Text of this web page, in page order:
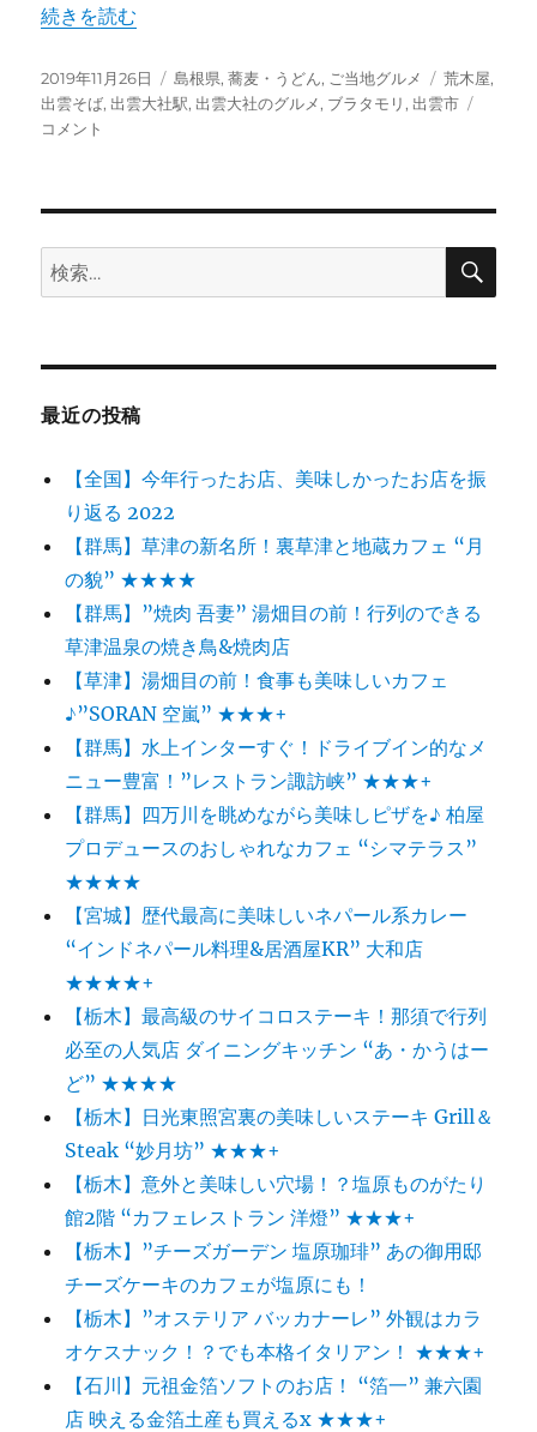
“【島根】出雲名物 割子そば&縁結びそば “荒木屋”
続きを読む
投
稿
日:
2019年11月26日
カ
テ
島根県,蕎麦・うどん, ご当地グルメ
タ
グ
荒木屋,
出雲そば, 出雲大社駅, 出雲大社のグルメ, ブラタモリ , 出雲市
割
子
そ
ば
屋”
コメント
検
索:
検
最近の投稿
【全国】今年行ったお店、美味しかったお店を振
り返る 2022
【群馬】草津の新名所！裏草津と地蔵カフェ “月
の貌” ★★★★
【群馬】”焼肉 吾妻” 湯畑目の前！行列のできる
草津温泉の焼き鳥&焼肉店
【草津】湯畑目の前！食事も美味しいカフェ
♪”SORAN 空嵐” ★★★+
【群馬】水上インターすぐ！ドライブイン的なメ
ニュー豊富！”レストラン諏訪峡” ★★★+
【群馬】四万川を眺めながら美味しピザを♪ 柏屋
プロデュースのおしゃれなカフェ “シマテラス”
★★★★
【宮城】歴代最高に美味しいネパール系カレー
“インドネパール料理&居酒屋KR” 大和店
★★★★+
【栃木】最高級のサイコロステーキ！那須で行列
必至の人気店 ダイニングキッチン “あ・かうはー
ど” ★★★★
【栃木】日光東照宮裏の美味しいステーキ Grill＆
Steak “妙月坊” ★★★+
【栃木】意外と美味しい穴場！？塩原ものがたり
館2階 “カフェレストラン 洋燈” ★★★+
【栃木】”チーズガーデン 塩原珈琲” あの御用邸
チーズケーキのカフェが塩原にも！
【栃木】”オステリア バッカナーレ” 外観はカラ
オケスナック！？でも本格イタリアン！ ★★★+
【石川】元祖金箔ソフトのお店！ “箔一” 兼六園
店 映える金箔土産も買えるx ★★★+